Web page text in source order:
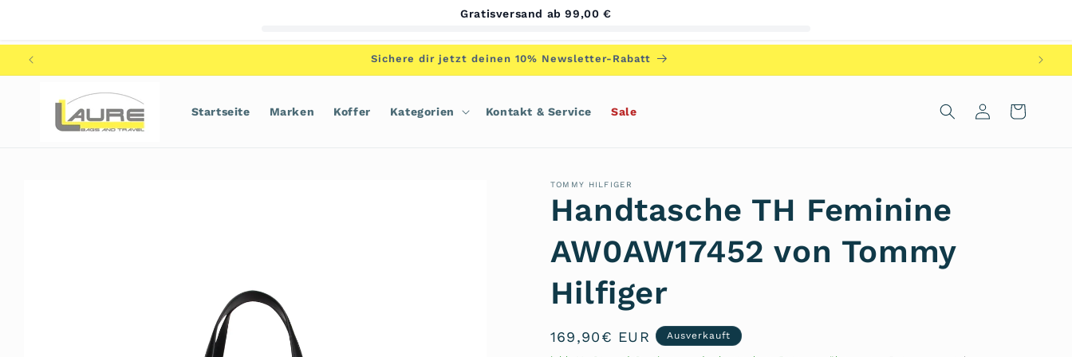
Sichere dir jetzt deinen 10% Newsletter-Rabatt
Startseite Marken Koffer Kategorien Kontakt & Service Sale EinloggenWarenkorb
TOMMY HILFIGER
Handtasche TH Feminine
AW0AW17452 von Tommy
Hilfiger
Normaler
169,90€ EUR Ausverkauft
Gratisversand ab 99,00 €